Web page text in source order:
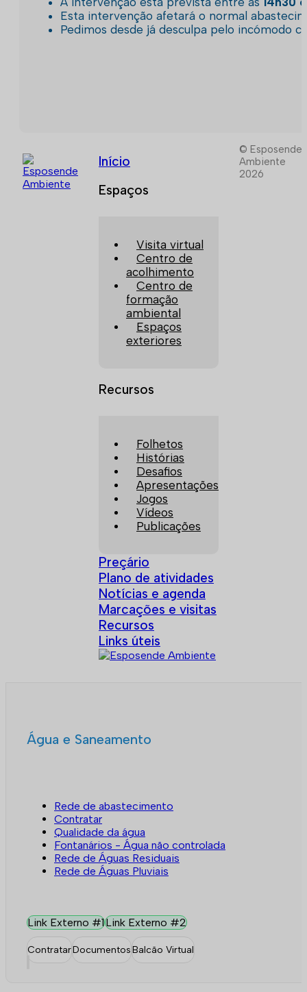
Esta intervenção afetará o normal
Pedimos desde já desculpa pelo incómodo
Início
Espaços
Visita virtual
Centro de
acolhimento
Centro de
formação
ambiental
Espaços
exteriores
Recursos
Folhetos
Histórias
Desafios
Apresentações
Jogos
Vídeos
Publicações
Preçário
Plano de atividades
Notícias e agenda
Marcações e visitas
Recursos
Links úteis
© Esposende
Ambiente
2026
Água e Saneamento
Rede de abastecimento
Contratar
Qualidade da água
Fontanários - Água não controlada
Rede de Águas Residuais
Rede de Águas Pluviais
Link Externo #1Link Externo #2
ContratarDocumentosBalcão Virtual